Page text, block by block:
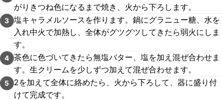
がりきつね色になるまで焼き、火から下ろします。
3 塩キャラメルソースを作ります。鍋にグラニュー糖、水を
入れ中火で加熱し、全体がグツグツしてきたら弱火にしま
す。
4 茶色に色づいてきたら無塩バター、塩を加え混ぜ合わせま
す。生クリームを少しずつ加えて混ぜ合わせます。
5
2を加えて全体に絡めたら、火から下ろして、器に盛り付
けて完成です。